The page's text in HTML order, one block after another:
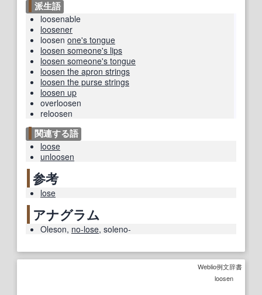
派生語
loosenable
loosener
loosen one's tongue
loosen someone's lips
loosen someone's tongue
loosen the apron strings
loosen the purse strings
loosen up
overloosen
reloosen
関連する語
loose
unloosen
参考
lose
アナグラム
Oleson, no-lose, soleno-
Weblio例文辞書
loosen